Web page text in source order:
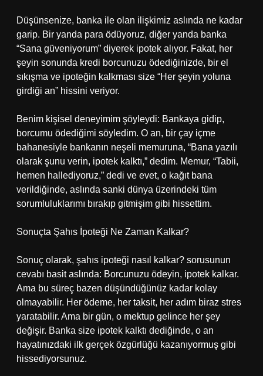
Düşünsenize, banka ile olan ilişkimiz aslında ne kadar
garip. Bir yanda para ödüyoruz, diğer yanda banka
“Sana güveniyorum” diyerek ipotek alıyor. Fakat, her
şeyin sonunda kredi borcunuzu ödediğinizde, bir el
sıkışma ve ipoteğin kalkması size “Her şeyin yoluna
girdiği an” hissini veriyor.
Benim kişisel deneyimim şöyleydi: Bankaya gidip,
borcumu ödediğimi söyledim. O an, bir çay içme
bahanesiyle bankanın neşeli memuruna, “Bana yazılı
olarak şunu verin, ipotek kalktı,” dedim. Memur, “Tabii,
hemen hallediyoruz,” dedi ve evet, o kağıt bana
verildiğinde, aslında sanki dünya üzerindeki tüm
sorumluluklarımı bırakıp gitmişim gibi hissettim.
Sonuçta Şahıs İpoteği Ne Zaman Kalkar?
Sonuç olarak, şahıs ipoteği nasıl kalkar? sorusunun
cevabı basit aslında: Borcunuzu ödeyin, ipotek kalkar.
Ama bu süreç bazen düşündüğünüz kadar kolay
olmayabilir. Her ödeme, her taksit, her adım biraz stres
yaratabilir. Ama bir gün, o mektup gelince her şey
değişir. Banka size ipotek kalktı dediğinde, o an
hayatınızdaki ilk gerçek özgürlüğü kazanıyormuş gibi
hissediyorsunuz.